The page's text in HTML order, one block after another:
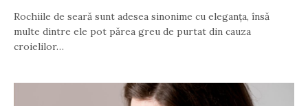
Rochiile de seară sunt adesea sinonime cu eleganța, însă
multe dintre ele pot părea greu de purtat din cauza
croielilor…